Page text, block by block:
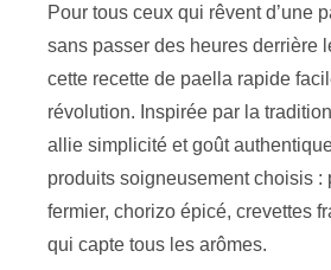
Pour tous ceux qui rêvent d’une
sans passer des heures derrière
cette recette de paella rapide
révolution. Inspirée par la
allie simplicité et goût
produits soigneusement choisis :
fermier, chorizo épicé, crevettes
qui capte tous les arômes.